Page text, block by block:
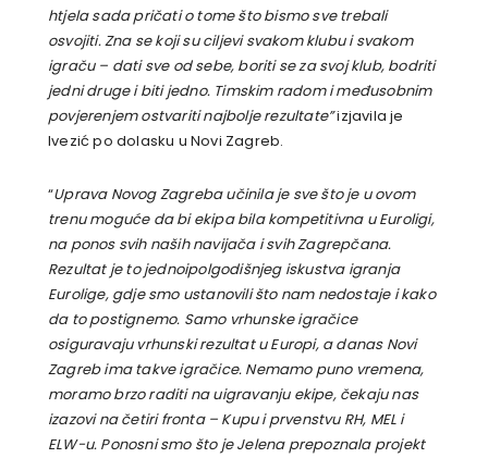
htjela sada pričati o tome što bismo sve trebali
osvojiti. Zna se koji su ciljevi svakom klubu i svakom
igraču – dati sve od sebe, boriti se za svoj klub, bodriti
jedni druge i biti jedno. Timskim radom i međusobnim
povjerenjem ostvariti najbolje rezultate”izjavila je
Ivezić po dolasku u Novi Zagreb.
“Uprava Novog Zagreba učinila je sve što je u ovom
trenu moguće da bi ekipa bila kompetitivna u Euroligi,
na ponos svih naših navijača i svih Zagrepčana.
Rezultat je to jednoipolgodišnjeg iskustva igranja
Eurolige, gdje smo ustanovili što nam nedostaje i kako
da to postignemo. Samo vrhunske igračice
osiguravaju vrhunski rezultat u Europi, a danas Novi
Zagreb ima takve igračice. Nemamo puno vremena,
moramo brzo raditi na uigravanju ekipe, čekaju nas
izazovi na četiri fronta – Kupu i prvenstvu RH, MEL i
ELW-u. Ponosni smo što je Jelena prepoznala projekt